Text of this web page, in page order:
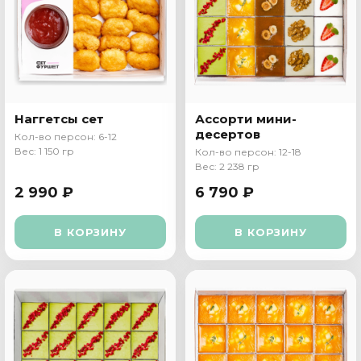
Наггетсы сет
Кол-во персон: 6-12
Вес: 1 150 гр
2 990 ₽
В КОРЗИНУ
Ассорти мини-
десертов
Кол-во персон: 12-18
Вес: 2 238 гр
6 790 ₽
В КОРЗИНУ